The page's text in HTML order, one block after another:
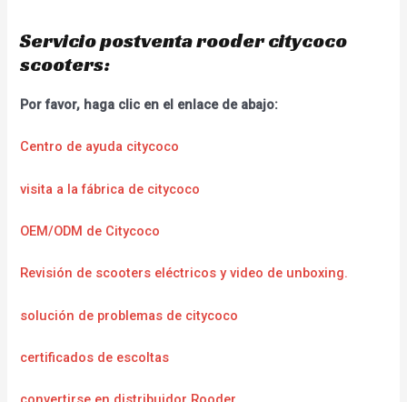
Servicio postventa rooder citycoco
scooters:
Por favor, haga clic en el enlace de abajo:
Centro de ayuda citycoco
visita a la fábrica de citycoco
OEM/ODM de Citycoco
Revisión de scooters eléctricos y video de unboxing.
solución de problemas de citycoco
certificados de escoltas